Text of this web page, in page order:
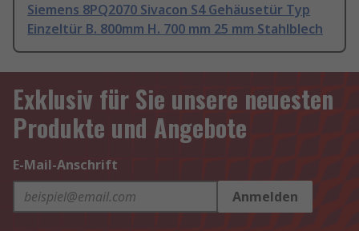
Siemens 8PQ2070 Sivacon S4 Gehäusetür Typ
Einzeltür B. 800mm H. 700 mm 25 mm Stahlblech
Exklusiv für Sie unsere neuesten
Produkte und Angebote
E-Mail-Anschrift
Anmelden